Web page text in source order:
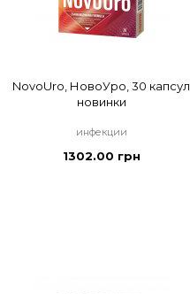
NovoUro, НовоУро, 30 капсул
новинки
инфекции
1302.00 грн